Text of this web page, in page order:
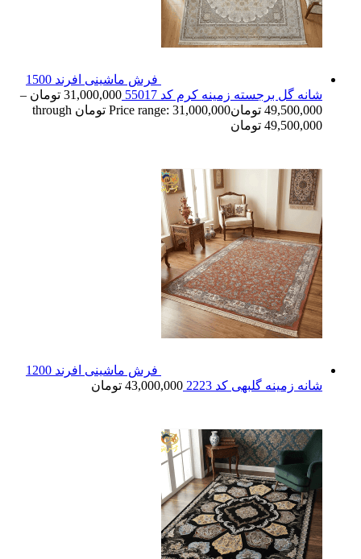
فرش ماشینی افرند 1500
شانه گل برجسته زمینه کرم کد 55017
31,000,000 تومان –
49,500,000 تومان
Price range: 31,000,000 تومان through
49,500,000 تومان
فرش ماشینی افرند 1200
شانه زمینه گلبهی کد 2223
43,000,000 تومان